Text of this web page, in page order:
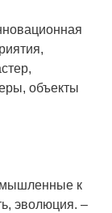
объекты
к
эволюция. –